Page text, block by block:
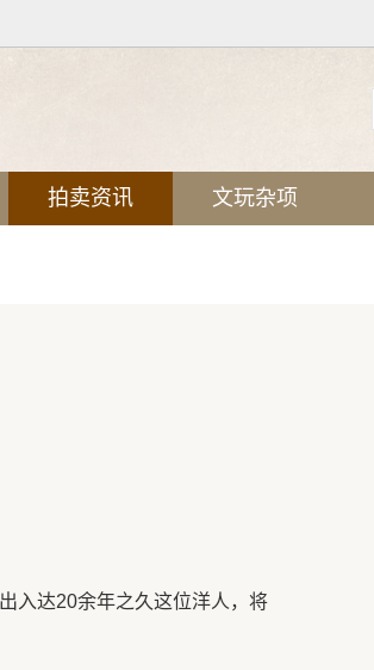
拍卖资讯 文玩杂项
达20余年之久这位洋人，将